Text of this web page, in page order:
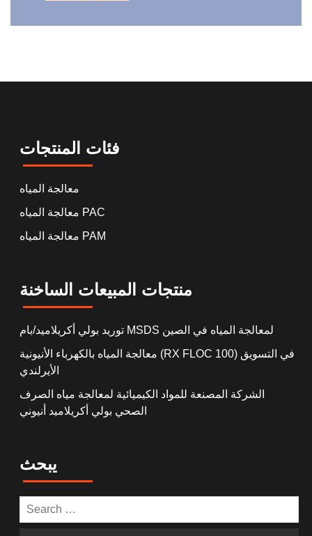
فئات المنتجات
معالجة المياه
معالجة المياه PAC
معالجة المياه PAM
منتجات المبيعات الساخنة
توريد بولي أكريلاميد/بام MSDS لمعالجة المياه في الصين
معالجة المياه بالكهرباء الأنيونية (RX FLOC 100) في التسويق
الأيرلندي
الشركة المصنعة للمواد الكيميائية لمعالجة مياه الصرف
الصحي بولي أكريلاميد أنيوني
يبحث